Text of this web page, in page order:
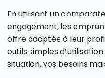
En utilisant un
engagement, les
offre adaptée à leur
outils simples
situation, vos besoins